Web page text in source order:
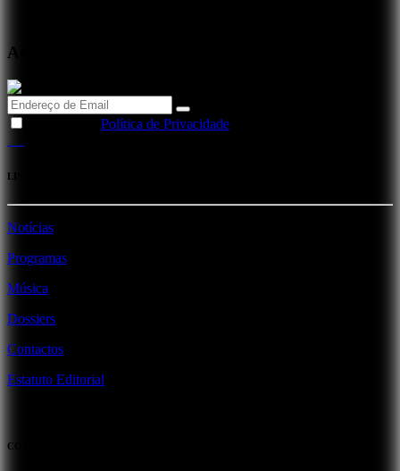
Acabou de tocar...
Política de Privacidade
LINKS
Notícias
Programas
Música
Dossiers
Contactos
Estatuto Editorial
CONTACTOS